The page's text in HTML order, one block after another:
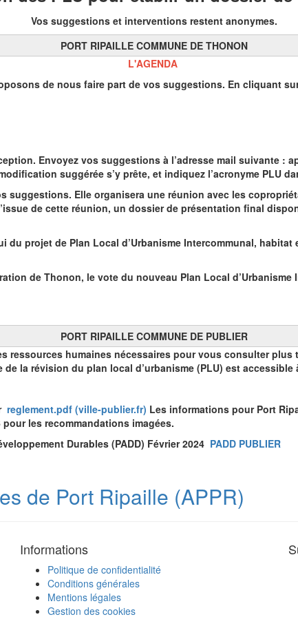
Vos suggestions et interventions restent anonymes.
PORT RIPAILLE COMMUNE DE THONON
L'AGENDA
de nous faire part de vos suggestions. En cliquant
Envoyez vos suggestions à l’adresse mail suivante :
suggérée s’y prête, et indiquez l’acronyme PLU
suggestions. Elle organisera une réunion avec les
de cette réunion, un dossier de présentation final
du projet de Plan Local d’Urbanisme Intercommunal,
de Thonon, le vote du nouveau Plan Local
PORT RIPAILLE COMMUNE DE PUBLIER
ressources humaines nécessaires pour vous consulter
la révision du plan local d’urbanisme (PLU) est
reglement.pdf (ville-publier.fr) Les informations pour Port
les recommandations imagées.
Durables (PADD) Février 2024 PADD PUBLIER
de Port Ripaille (APPR)
Informations
Politique de confidentialité
Conditions générales
Mentions légales
Gestion des cookies